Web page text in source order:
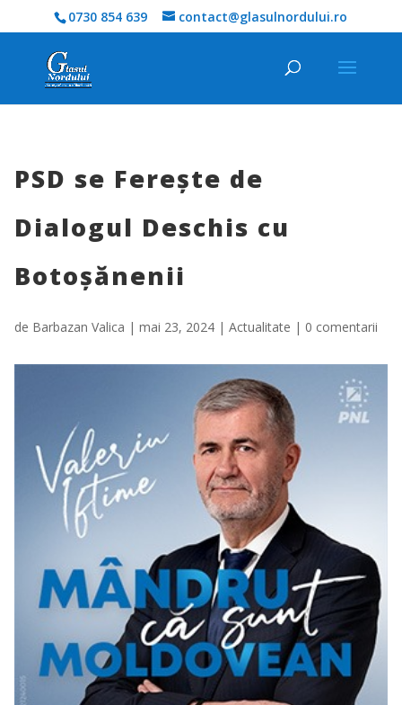
0730 854 639 contact@glasulnordului.ro
PSD se Ferește de
Dialogul Deschis cu
Botoșănenii
de Barbazan Valica | mai 23, 2024| Actualitate | 0 comentarii